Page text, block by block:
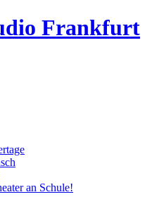
Frankfurt
an Schule!